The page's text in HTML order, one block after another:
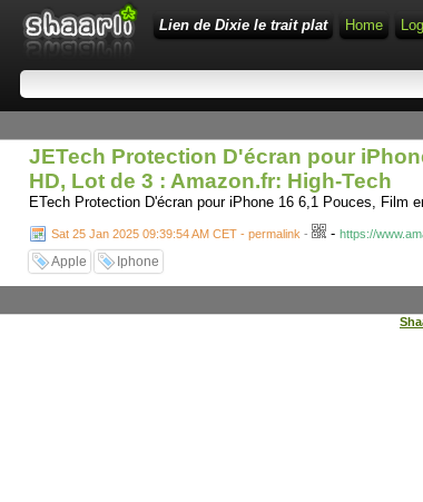
Lien de Dixie le trait plat Home
JETech Protection D'écran pour
HD, Lot de 3 : Amazon.fr: High-Tech
ETech Protection D'écran pour iPhone 16 6,1 Pouces, Film
Sat 25 Jan 2025 09:39:54 AM CET - permalink - - https://
Apple Iphone